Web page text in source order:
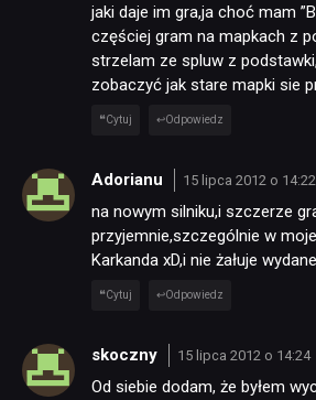
jaki daje im gra,ja choć mam
częściej gram na mapkach z
strzelam ze spluw z
zobaczyć jak stare mapki sie
Cytuj Odpowiedz
Adorianu 15 lipca 2012 o 14:22
na nowym silniku,i szczerze
przyjemnie,szczególnie w
Karkanda xD,i nie żałuje
Cytuj Odpowiedz
skoczny 15 lipca 2012 o 14:24
Od siebie dodam, że byłem